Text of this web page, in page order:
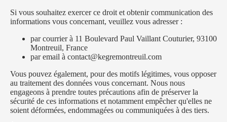
Si vous souhaitez exercer ce droit et obtenir communication des
informations vous concernant, veuillez vous adresser :
par courrier à 11 Boulevard Paul Vaillant Couturier, 93100
Montreuil, France
par email à contact@kegremontreuil.com
Vous pouvez également, pour des motifs légitimes, vous opposer
au traitement des données vous concernant. Nous nous
engageons à prendre toutes précautions afin de préserver la
sécurité de ces informations et notamment empêcher qu'elles ne
soient déformées, endommagées ou communiquées à des tiers.